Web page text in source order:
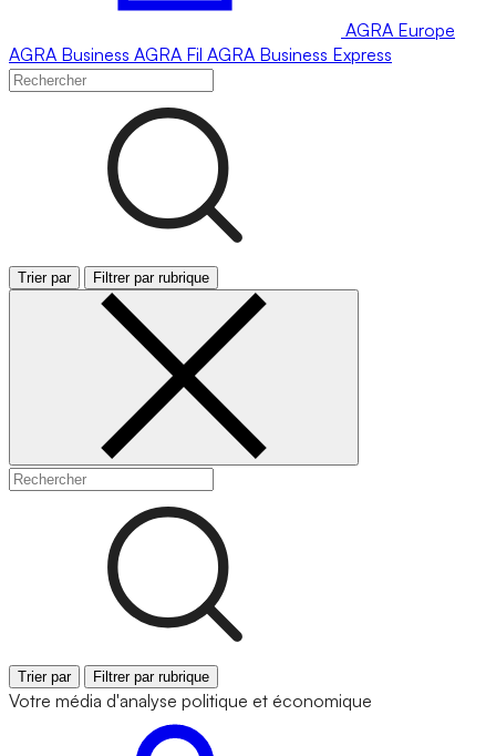
AGRA Europe
AGRA Business AGRA Fil AGRA Business Express
Trier par Filtrer par rubrique
Trier par Filtrer par rubrique
Votre média d'analyse politique et économique